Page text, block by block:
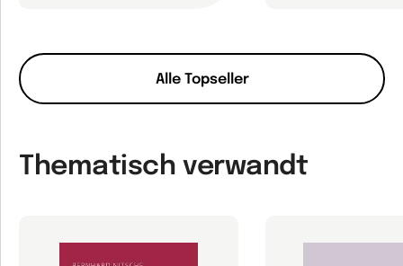
Alle Topseller
Thematisch verwandt